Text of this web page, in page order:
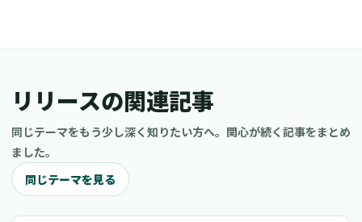
リリースの関連記事
同じテーマをもう少し深く知りたい方へ。関心が続く記事をまとめ
ました。
同じテーマを見る